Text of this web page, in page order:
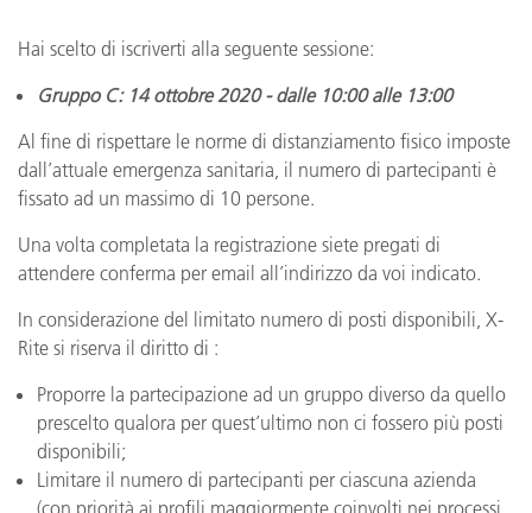
Hai scelto di iscriverti alla seguente sessione:
Gruppo C: 14 ottobre 2020 - dalle 10:00 alle 13:00
Al fine di rispettare le norme di distanziamento fisico imposte
dall’attuale emergenza sanitaria, il numero di partecipanti è
fissato ad un massimo di 10 persone.
Una volta completata la registrazione siete pregati di
attendere conferma per email all’indirizzo da voi indicato.
In considerazione del limitato numero di posti disponibili, X-
Rite si riserva il diritto di :
Proporre la partecipazione ad un gruppo diverso da quello
prescelto qualora per quest’ultimo non ci fossero più posti
disponibili;
Limitare il numero di partecipanti per ciascuna azienda
(con priorità ai profili maggiormente coinvolti nei processi